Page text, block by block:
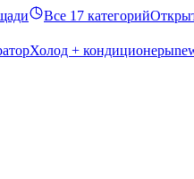
Все 17 категорий
Холод + кондиционеры